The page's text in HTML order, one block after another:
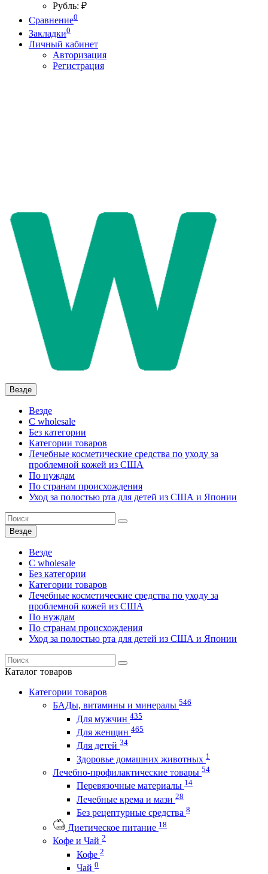
Рубль: ₽
Сравнение0
Закладки0
Личный кабинет
Авторизация
Регистрация
Везде
Везде
C wholesale
Без категории
Категории товаров
Лечебные косметические средства по уходу за
проблемной кожей из США
По нуждам
По странам происхождения
Уход за полостью рта для детей из США и Японии
Везде
Везде
C wholesale
Без категории
Категории товаров
Лечебные косметические средства по уходу за
проблемной кожей из США
По нуждам
По странам происхождения
Уход за полостью рта для детей из США и Японии
Каталог товаров
Категории товаров
БАДы, витамины и минералы 546
Для мужчин 435
Для женщин 465
Для детей 34
Здоровье домашних животных 1
Лечебно-профилактические товары 54
Перевязочные материалы 14
Лечебные крема и мази 28
Без рецептурные средства 8
Диетическое питание 18
Кофе и Чай 2
Кофе 2
Чай 0